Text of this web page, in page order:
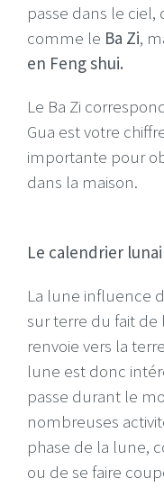
passe dans le
comme le Ba Zi,
en Feng shui.
Le Ba Zi
Gua est votre
importante pour
dans la maison.
Le calendrier
La lune influence
sur terre du fait
renvoie vers la
lune est donc
passe durant le
nombreuses
phase de la lune,
ou de se faire